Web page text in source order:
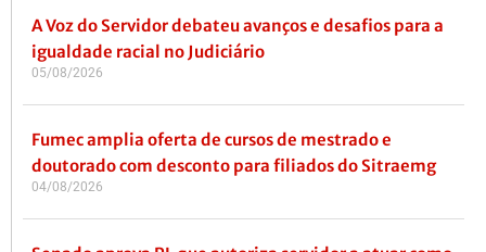
A Voz do Servidor debateu avanços e desafios para a
igualdade racial no Judiciário
05/08/2026
Fumec amplia oferta de cursos de mestrado e
doutorado com desconto para filiados do Sitraemg
04/08/2026